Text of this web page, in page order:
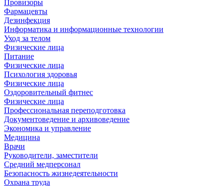
Провизоры
Фармацевты
Дезинфекция
Информатика и информационные технологии
Уход за телом
Физические лица
Питание
Физические лица
Психология здоровья
Физические лица
Оздоровительный фитнес
Физические лица
Профессиональная переподготовка
Документоведение и архивоведение
Экономика и управление
Медицина
Врачи
Руководители, заместители
Средний медперсонал
Безопасность жизнедеятельности
Охрана труда